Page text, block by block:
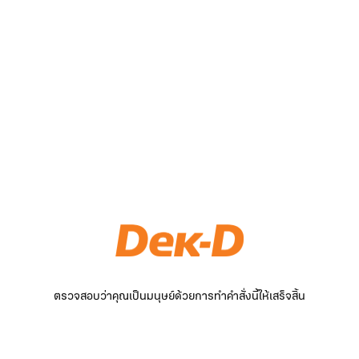
ตรวจสอบว่าคุณเป็นมนุษย์ด้วยการทำคำสั่งนี้ให้เสร็จสิ้น